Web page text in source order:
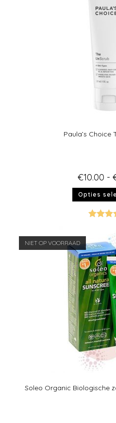
Paula’s Choice
€10.00 -
Opties
5.00
NIET OP VOORRAAD
Soleo Organic Biologische